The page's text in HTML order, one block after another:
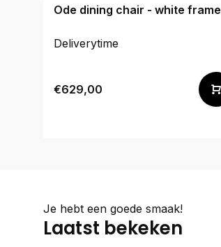
Ode dining chair - white frame
Deliverytime
€629,00
Je hebt een goede smaak!
Laatst bekeken